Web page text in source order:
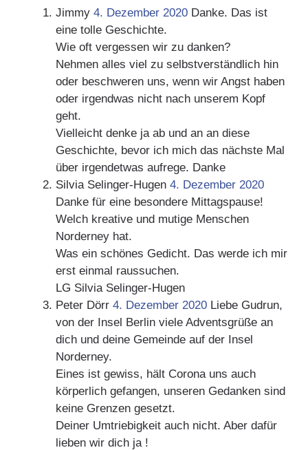
Jimmy 4. Dezember 2020 Danke. Das ist
eine tolle Geschichte.
Wie oft vergessen wir zu danken?
Nehmen alles viel zu selbstverständlich hin
oder beschweren uns, wenn wir Angst haben
oder irgendwas nicht nach unserem Kopf
geht.
Vielleicht denke ja ab und an an diese
Geschichte, bevor ich mich das nächste Mal
über irgendetwas aufrege. Danke
Silvia Selinger-Hugen 4. Dezember 2020
Danke für eine besondere Mittagspause!
Welch kreative und mutige Menschen
Norderney hat.
Was ein schönes Gedicht. Das werde ich mir
erst einmal raussuchen.
LG Silvia Selinger-Hugen
Peter Dörr 4. Dezember 2020 Liebe Gudrun,
von der Insel Berlin viele Adventsgrüße an
dich und deine Gemeinde auf der Insel
Norderney.
Eines ist gewiss, hält Corona uns auch
körperlich gefangen, unseren Gedanken sind
keine Grenzen gesetzt.
Deiner Umtriebigkeit auch nicht. Aber dafür
lieben wir dich ja !